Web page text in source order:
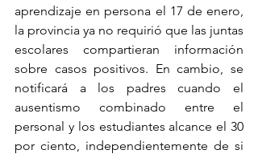
aprendizaje en persona el 17 de enero,
la provincia ya no requirió que las juntas
escolares compartieran información
sobre casos positivos. En cambio, se
notificará a los padres cuando el
ausentismo combinado entre el
personal y los estudiantes alcance el 30
por ciento, independientemente de si